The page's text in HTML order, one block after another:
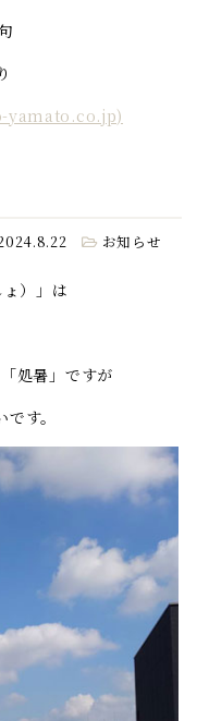
yamato.co.jp)
お知らせ
）」は
処暑」ですが
す。